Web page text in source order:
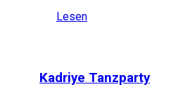
Lesen
Kadriye Tanzparty